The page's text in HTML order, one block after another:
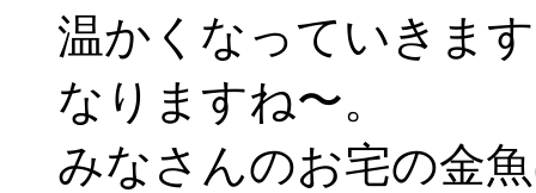
温かくなっていきま
なりますね〜。
みなさんのお宅の金